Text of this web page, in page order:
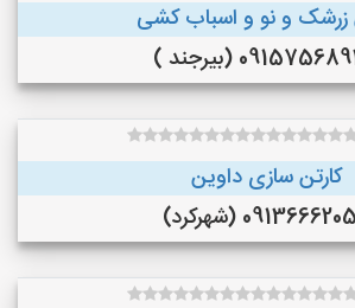
زرشک و نو و اسباب کشی
(بیرجند )
کارتن سازی داوین
(شهرکرد)